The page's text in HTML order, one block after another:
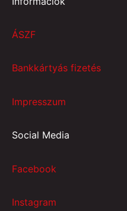
ÁSZF
Bankkártyás fizetés
Impresszum
Social Media
Facebook
Instagram